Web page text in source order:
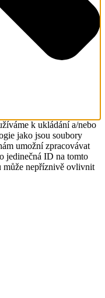
k ukládání a/nebo
jako jsou soubory
umožní zpracovávat
jedinečná ID na tomto
může nepříznivě ovlivnit